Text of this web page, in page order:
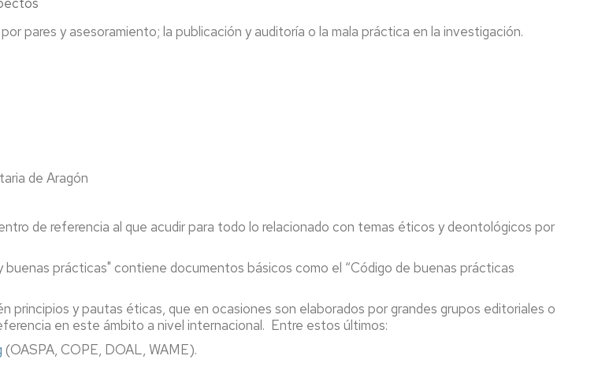
pares y asesoramiento; la publicación y auditoría o la mala práctica en la investigación.
de Aragón
de referencia al que acudir para todo lo relacionado con temas éticos y deontológicos por
buenas prácticas" contiene documentos básicos como el “Código de buenas prácticas
y pautas éticas, que en ocasiones son elaborados por grandes grupos editoriales o
en este ámbito a nivel internacional. Entre estos últimos:
(OASPA, COPE, DOAL, WAME).